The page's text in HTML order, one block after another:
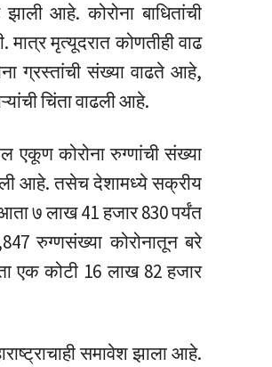
आहे. कोरोना बाधितांची
मृत्यूदरात कोणतीही वाढ
ग्रस्तांची संख्या वाढते आहे,
चिंता वाढली आहे.
एकूण कोरोना रुग्णांची संख्या
आहे. तसेच देशामध्ये सक्रीय
७ लाख 41 हजार 830 पर्यंत
रुग्णसंख्या कोरोनातून बरे
एक कोटी 16 लाख 82 हजार
समावेश झाला आहे.